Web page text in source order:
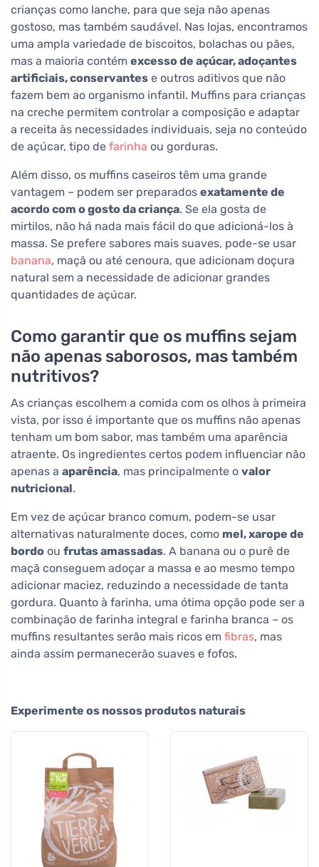
crianças como lanche, para que seja não apenas
gostoso, mas também saudável. Nas lojas, encontramos
uma ampla variedade de biscoitos, bolachas ou pães,
mas a maioria contém excesso de açúcar, adoçantes
artificiais, conservantes e outros aditivos que não
fazem bem ao organismo infantil. Muffins para crianças
na creche permitem controlar a composição e adaptar
a receita às necessidades individuais, seja no conteúdo
de açúcar, tipo de farinha ou gorduras.
Além disso, os muffins caseiros têm uma grande
vantagem – podem ser preparados exatamente de
acordo com o gosto da criança. Se ela gosta de
mirtilos, não há nada mais fácil do que adicioná-los à
massa. Se prefere sabores mais suaves, pode-se usar
banana, maçã ou até cenoura, que adicionam doçura
natural sem a necessidade de adicionar grandes
quantidades de açúcar.
Como garantir que os muffins sejam
não apenas saborosos, mas também
nutritivos?
As crianças escolhem a comida com os olhos à primeira
vista, por isso é importante que os muffins não apenas
tenham um bom sabor, mas também uma aparência
atraente. Os ingredientes certos podem influenciar não
apenas a aparência, mas principalmente o valor
nutricional.
Em vez de açúcar branco comum, podem-se usar
alternativas naturalmente doces, como mel, xarope de
bordo ou frutas amassadas. A banana ou o purê de
maçã conseguem adoçar a massa e ao mesmo tempo
adicionar maciez, reduzindo a necessidade de tanta
gordura. Quanto à farinha, uma ótima opção pode ser a
combinação de farinha integral e farinha branca – os
muffins resultantes serão mais ricos em fibras, mas
ainda assim permanecerão suaves e fofos.
Experimente os nossos produtos naturais